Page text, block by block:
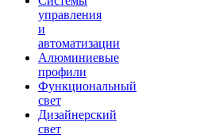
управления
и
автоматизации
Алюминиевые
профили
Функциональный
свет
Дизайнерский
свет